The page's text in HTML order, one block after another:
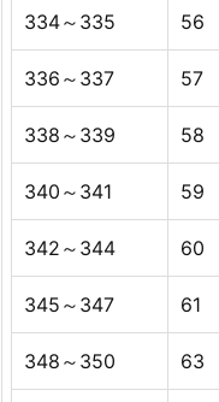
334～335 56
336～337 57
338～339 58
340～341 59
342～344 60
345～347 61
348～350 63